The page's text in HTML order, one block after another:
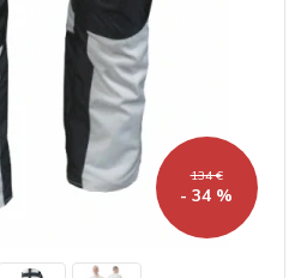
134 €
- 34 %